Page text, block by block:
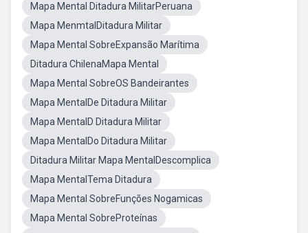
Mapa Mental Ditadura MilitarPeruana
Mapa MenmtalDitadura Militar
Mapa Mental SobreExpansão Marítima
Ditadura ChilenaMapa Mental
Mapa Mental SobreOS Bandeirantes
Mapa MentalDe Ditadura Militar
Mapa MentalD Ditadura Militar
Mapa MentalDo Ditadura Militar
Ditadura Militar Mapa MentalDescomplica
Mapa MentalTema Ditadura
Mapa Mental SobreFunções Nogamicas
Mapa Mental SobreProteínas